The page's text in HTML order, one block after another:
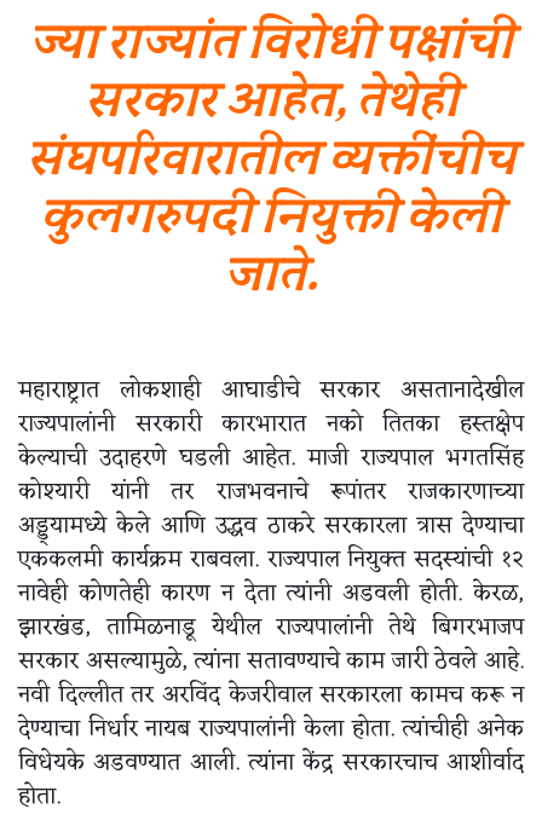
ज्या राज्यांत विरोधी पक्षांची
सरकार आहेत, तेथेही
संघपरिवारातील व्यक्तींचीच
कुलगरुपदी नियुक्ती केली
जाते.
महाराष्ट्रात लोकशाही आघाडीचे सरकार असतानादेखील
राज्यपालांनी सरकारी कारभारात नको तितका हस्तक्षेप
केल्याची उदाहरणे घडली आहेत. माजी राज्यपाल भगतसिंह
कोश्यारी यांनी तर राजभवनाचे रूपांतर राजकारणाच्या
अड्ड्यामध्ये केले आणि उद्धव ठाकरे सरकारला त्रास देण्याचा
एककलमी कार्यक्रम राबवला. राज्यपाल नियुक्त सदस्यांची १२
नावेही कोणतेही कारण न देता त्यांनी अडवली होती. केरळ,
झारखंड, तामिळनाडू येथील राज्यपालांनी तेथे बिगरभाजप
सरकार असल्यामुळे, त्यांना सतावण्याचे काम जारी ठेवले आहे.
नवी दिल्लीत तर अरविंद केजरीवाल सरकारला कामच करू न
देण्याचा निर्धार नायब राज्यपालांनी केला होता. त्यांचीही अनेक
विधेयके अडवण्यात आली. त्यांना केंद्र सरकारचाच आशीर्वाद
होता.